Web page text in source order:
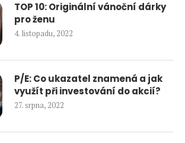
TOP 10: Originální vánoční dárky
pro ženu
4. listopadu, 2022
P/E: Co ukazatel znamená a jak
využít při investování do akcií?
27. srpna, 2022